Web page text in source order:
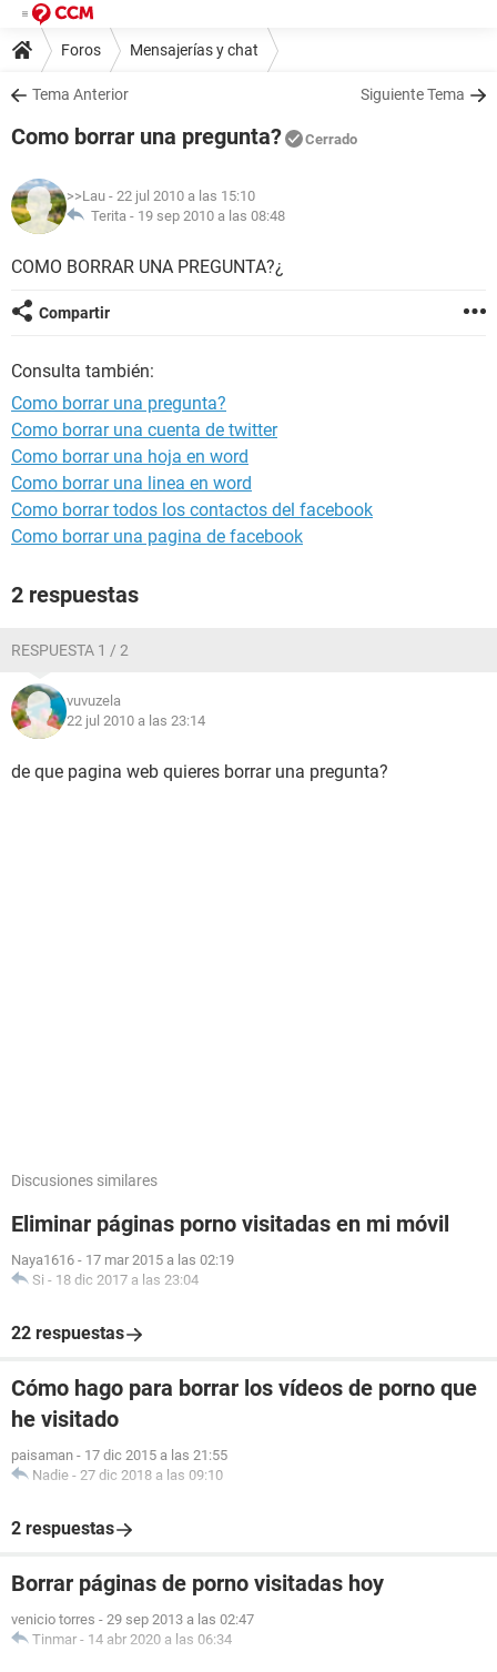
Foros Mensajerías y chat
Tema Anterior Siguiente Tema
Como borrar una pregunta? Cerrado
>>Lau - 22 jul 2010 a las 15:10
Terita - 19 sep 2010 a las 08:48
COMO BORRAR UNA PREGUNTA?¿
Compartir
Consulta también:
Como borrar una pregunta?
Como borrar una cuenta de twitter
Como borrar una hoja en word
Como borrar una linea en word
Como borrar todos los contactos del facebook
Como borrar una pagina de facebook
2 respuestas
RESPUESTA 1 / 2
vuvuzela
22 jul 2010 a las 23:14
de que pagina web quieres borrar una pregunta?
Discusiones similares
Eliminar páginas porno visitadas en mi móvil
Naya1616 - 17 mar 2015 a las 02:19
Si - 18 dic 2017 a las 23:04
22 respuestas
Cómo hago para borrar los vídeos de porno que
he visitado
paisaman - 17 dic 2015 a las 21:55
Nadie - 27 dic 2018 a las 09:10
2 respuestas
Borrar páginas de porno visitadas hoy
venicio torres - 29 sep 2013 a las 02:47
Tinmar - 14 abr 2020 a las 06:34